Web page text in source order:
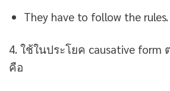
They have to follow the rules.
4. ใช้ในประโยค causative form
คือ